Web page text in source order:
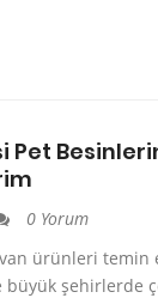
Pet
0 Yorum
ürünleri
şehirlerde